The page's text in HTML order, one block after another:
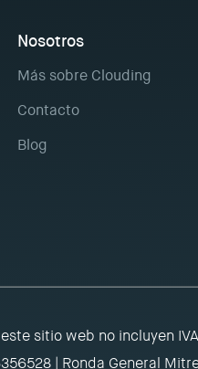
Nosotros
Más sobre Clouding
Contacto
Blog
sitio web no incluyen
| Ronda General